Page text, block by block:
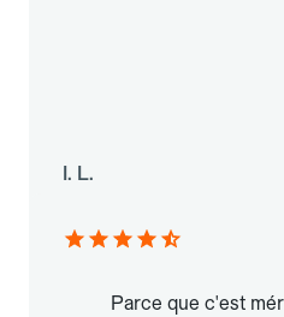
I. L.
Parce que c'est